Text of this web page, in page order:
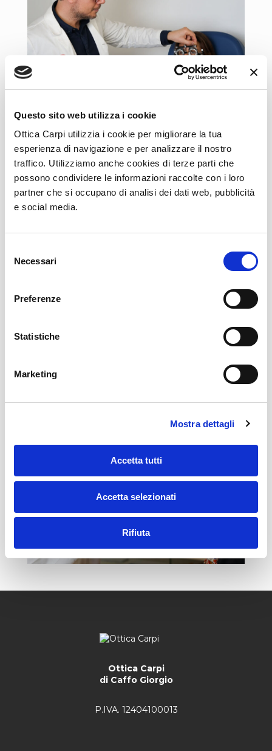
Questo sito web utilizza i cookie
Ottica Carpi utilizzia i cookie per migliorare la tua
esperienza di navigazione e per analizzare il nostro
traffico. Utilizziamo anche cookies di terze parti che
possono condividere le informazioni raccolte con i loro
partner che si occupano di analisi dei dati web, pubblicità
e social media.
delNecessari
Preferenze
Statistiche
Marketing
Mostra dettagli
Accetta tutti
Accetta selezionati
Rifiuta
Ottica Carpi
di Caffo Giorgio
P.IVA. 12404100013